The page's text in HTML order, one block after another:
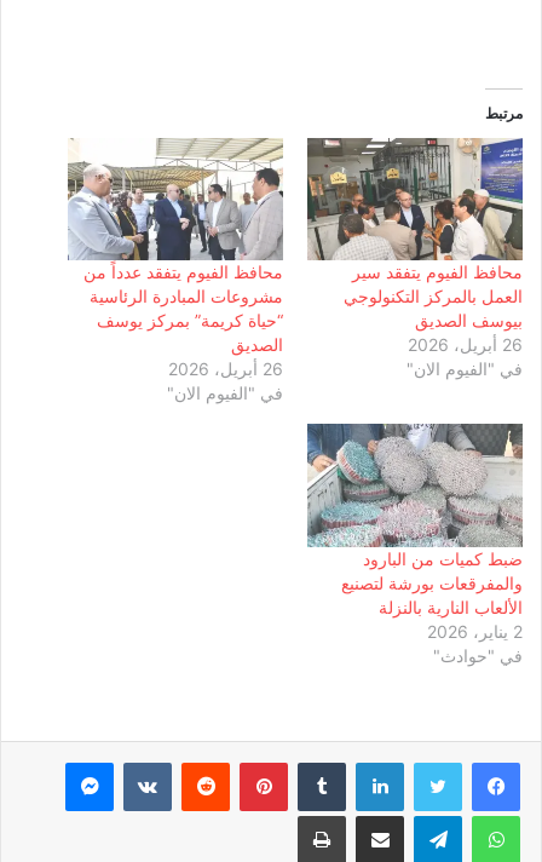
مرتبط
محافظ الفيوم يتفقد سير
العمل بالمركز التكنولوجي
بيوسف الصديق
26 أبريل، 2026
في "الفيوم الان"
محافظ الفيوم يتفقد عدداً من
مشروعات المبادرة الرئاسية
“حياة كريمة” بمركز يوسف
الصديق
26 أبريل، 2026
في "الفيوم الان"
ضبط كميات من البارود
والمفرقعات بورشة لتصنيع
الألعاب النارية بالنزلة
2 يناير، 2026
في "حوادث"
لينكدإن بينتيريست ماسنجر
واتساب تيلقرام مشاركة عبر البريد طباعة